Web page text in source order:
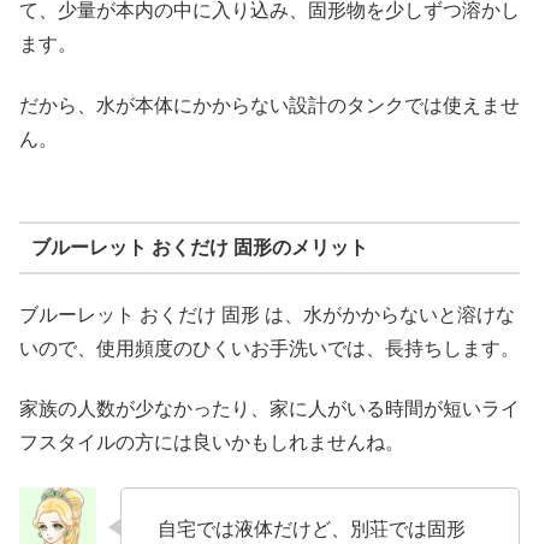
て、少量が本内の中に入り込み、固形物を少しずつ溶かし
ます。
だから、水が本体にかからない設計のタンクでは使えませ
ん。
ブルーレット おくだけ 固形のメリット
ブルーレット おくだけ 固形 は、水がかからないと溶けな
いので、使用頻度のひくいお手洗いでは、長持ちします。
家族の人数が少なかったり、家に人がいる時間が短いライ
フスタイルの方には良いかもしれませんね。
自宅では液体だけど、別荘では固形